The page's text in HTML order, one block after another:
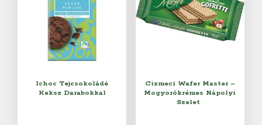
Ichoc Tejcsokoládé
Keksz Darabokkal
Cizmeci Wafer Master –
Mogyorókrémes Nápolyi
Szelet